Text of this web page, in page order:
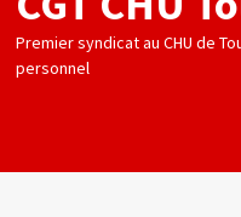
Premier syndicat au CHU de
personnel